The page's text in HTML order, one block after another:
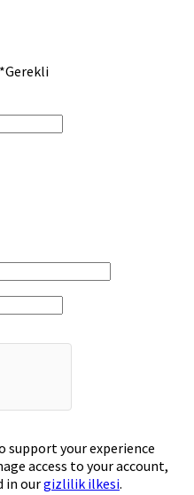
*Gerekli
support your experience
access to your account,
in ourgizlilik ilkesi.